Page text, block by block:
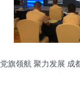
党旗领航 聚力发展 成